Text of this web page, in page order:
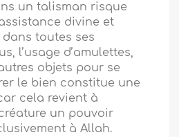
un talisman risque
divine et
toutes ses
l’usage d’amulettes,
objets pour se
le bien constitue une
cela revient à
un pouvoir
à Allah.